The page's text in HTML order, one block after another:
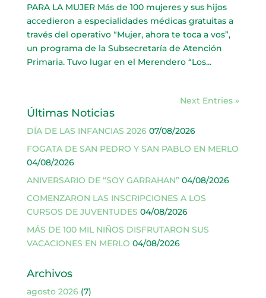
PARA LA MUJER Más de 100 mujeres y sus hijos
accedieron a especialidades médicas gratuitas a
través del operativo “Mujer, ahora te toca a vos”,
un programa de la Subsecretaría de Atención
Primaria. Tuvo lugar en el Merendero “Los...
Next Entries »
Últimas Noticias
DÍA DE LAS INFANCIAS 2026 07/08/2026
FOGATA DE SAN PEDRO Y SAN PABLO EN MERLO
04/08/2026
ANIVERSARIO DE “SOY GARRAHAN” 04/08/2026
COMENZARON LAS INSCRIPCIONES A LOS
CURSOS DE JUVENTUDES 04/08/2026
MÁS DE 100 MIL NIÑOS DISFRUTARON SUS
VACACIONES EN MERLO 04/08/2026
Archivos
agosto 2026(7)